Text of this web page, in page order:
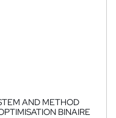
AND METHOD
BINAIRE